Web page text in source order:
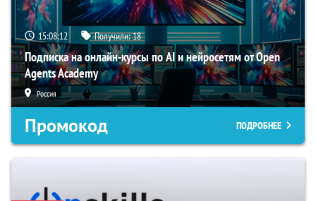
15:08:11 Получили:18
Подписка на онлайн-курсы по AI и нейросетям от Open
Agents Academy
Россия
Промокод ПОДРОБНЕЕ